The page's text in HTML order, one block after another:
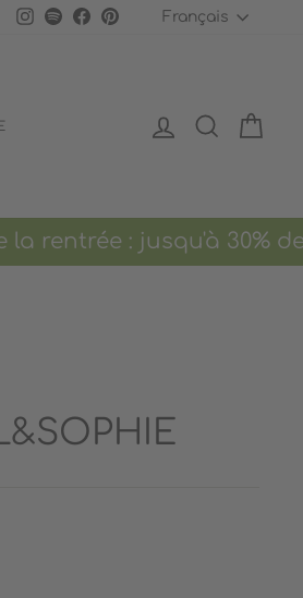
Instagram
SpotifyFacebook
PinterestFrançais
SE CONNECTER
rentrée : jusqu'à 30%